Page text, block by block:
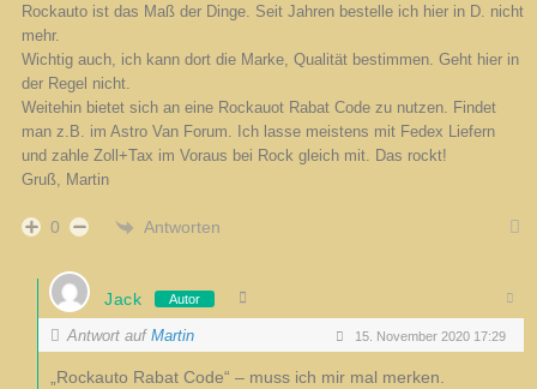
Rockauto ist das Maß der Dinge. Seit Jahren bestelle ich hier in D. nicht
mehr.
Wichtig auch, ich kann dort die Marke, Qualität bestimmen. Geht hier in
der Regel nicht.
Weitehin bietet sich an eine Rockauot Rabat Code zu nutzen. Findet
man z.B. im Astro Van Forum. Ich lasse meistens mit Fedex Liefern
und zahle Zoll+Tax im Voraus bei Rock gleich mit. Das rockt!
Gruß, Martin
0 Antworten
Jack Autor
Antwort auf Martin 15. November 2020 17:29
„Rockauto Rabat Code“ – muss ich mir mal merken.